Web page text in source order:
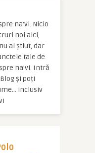
na’vi. Nicio
noi aici,
ai știut, dar
tale de
na’vi. Intră
și poți
inclusiv